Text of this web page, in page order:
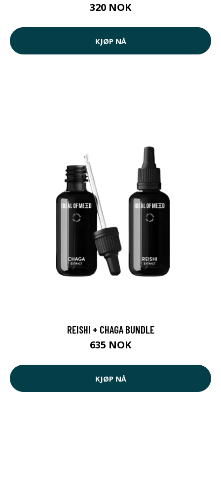
320 NOK
KJØP NÅ
REISHI + CHAGA BUNDLE
635 NOK
KJØP NÅ